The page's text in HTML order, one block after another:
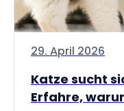
29. April 2026
Katze sucht
Erfahre,